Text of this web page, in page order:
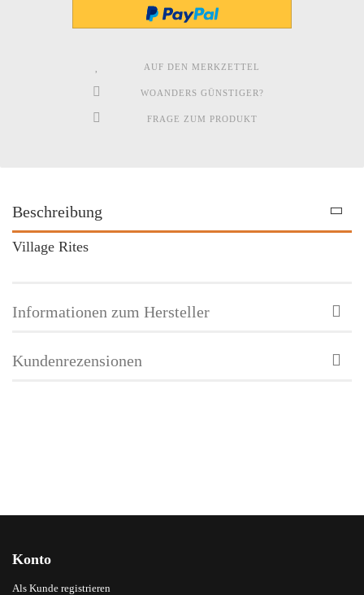
AUF DEN MERKZETTEL
WOANDERS GÜNSTIGER?
FRAGE ZUM PRODUKT
Beschreibung
Village Rites
Informationen zum Hersteller
Kundenrezensionen
Konto
Als Kunde registrieren